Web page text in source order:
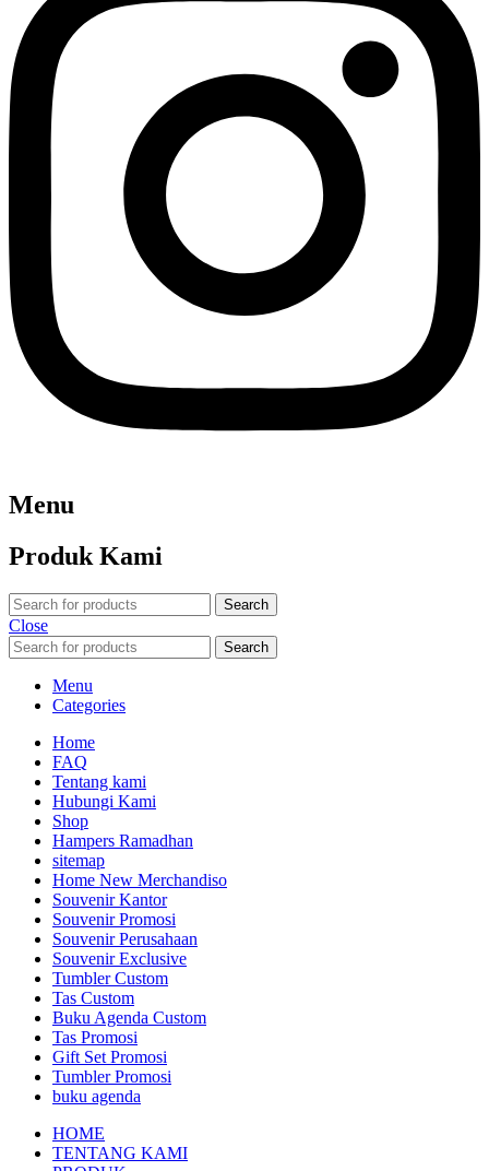
Menu
Produk Kami
Search
Close
Search
Menu
Categories
Home
FAQ
Tentang kami
Hubungi Kami
Shop
Hampers Ramadhan
sitemap
Home New Merchandiso
Souvenir Kantor
Souvenir Promosi
Souvenir Perusahaan
Souvenir Exclusive
Tumbler Custom
Tas Custom
Buku Agenda Custom
Tas Promosi
Gift Set Promosi
Tumbler Promosi
buku agenda
HOME
TENTANG KAMI